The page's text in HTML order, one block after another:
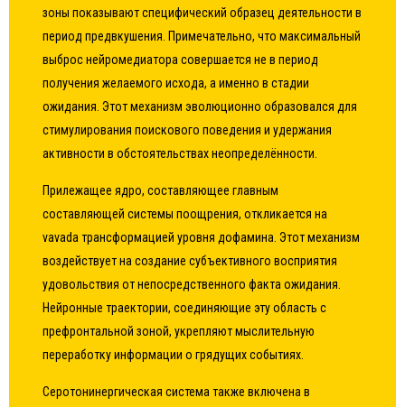
зоны показывают специфический образец деятельности в
период предвкушения. Примечательно, что максимальный
выброс нейромедиатора совершается не в период
получения желаемого исхода, а именно в стадии
ожидания. Этот механизм эволюционно образовался для
стимулирования поискового поведения и удержания
активности в обстоятельствах неопределённости.
Прилежащее ядро, составляющее главным
составляющей системы поощрения, откликается на
vavada трансформацией уровня дофамина. Этот механизм
воздействует на создание субъективного восприятия
удовольствия от непосредственного факта ожидания.
Нейронные траектории, соединяющие эту область с
префронтальной зоной, укрепляют мыслительную
переработку информации о грядущих событиях.
Серотонинергическая система также включена в